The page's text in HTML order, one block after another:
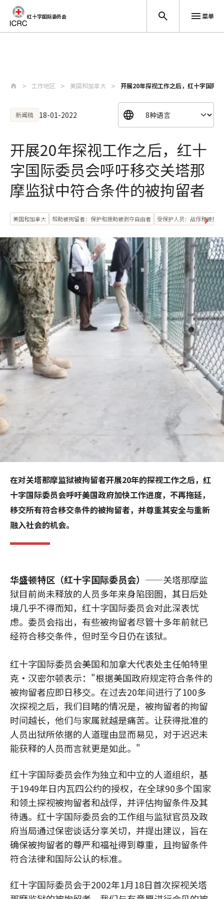
红十字国际委员会 菜单
工作地区 美国和加拿大 开展20年探视工作之后，红十字国际
新闻稿 18-01-2022
开展20年探视工作之后，红十
字国际委员会呼吁移交关塔那
摩监狱中符合条件的被拘留者
美国和加拿大 帮助被拘留者：保护和援助被剥夺自由者 受保护人员：战俘和被拘
在对关塔那摩监狱被拘留者开展20年的探视工作之后，红
十字国际委员会呼吁美国政府加快工作进度，不再拖延，
移交所有符合移交条件的被拘留者，并尊重其安全与重新
融入社会的机会。
华盛顿特区（红十字国际委员会） ——关塔那摩监
狱目前尚未释放的人员多年来身陷囹圄，其日后处
境几乎不得而知，红十字国际委员会对此深表忧
虑。委员会指出，有些被拘留者尽管十多年前就已
经符合移交条件，但时至今日仍在该狱。
红十字国际委员会美国和加拿大代表处主任帕特里
克·汉密尔顿表示："根据美国政府规定符合条件的
被拘留者应即日移交。在过去20年间进行了100多
次探视之后，我们目睹的情况是，被拘留者的拘留
时间越长，他们与家属就越是痛苦。让获得批准的
人员出狱所依据的人道理由显而易见，对于迟迟未
能获释的人员而言就更是如此。"
红十字国际委员会作为独立和中立的人道组织，基
于1949年日内瓦四公约的授权，在全球90多个国家
和领土探视被拘留者和战俘，并评估拘留条件及其
待遇。红十字国际委员会的工作组与监狱官员及政
府当局通过保密谈话分享关切，并提出建议，旨在
确保被拘留者的尊严和福祉得到尊重，且拘留条件
符合法律和国际公认的标准。
红十字国际委员会于2002年1月18日首次探视关塔